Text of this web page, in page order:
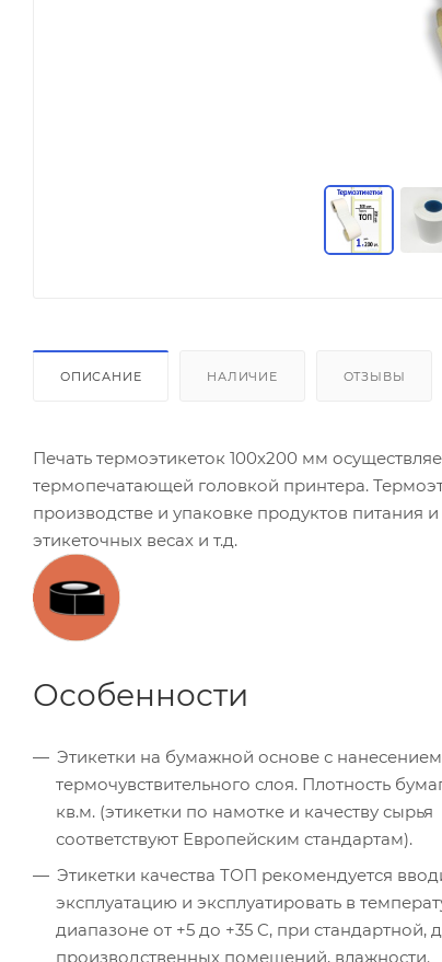
ОПИСАНИЕ НАЛИЧИЕ ОТЗЫВЫ
Печать термоэтикеток 100х200 мм
термопечатающей головкой принтера.
производстве и упаковке продуктов питания
этикеточных весах и т.д.
Особенности
Этикетки на бумажной основе с нанесением
термочувствительного слоя. Плотность
кв.м. (этикетки по намотке и качеству сырья
соответствуют Европейским стандартам).
Этикетки качества ТОП рекомендуется
эксплуатацию и эксплуатировать в
диапазоне от +5 до +35 C, при стандартной,
производственных помещений, влажности.